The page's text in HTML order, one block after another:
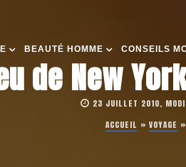
BEAUTÉ HOMME CONSEILS
de New
23 JUILLET 2010,
ACCUEIL » VOYAGE »